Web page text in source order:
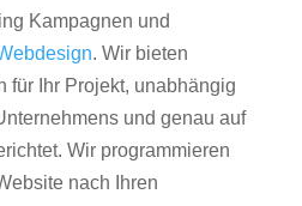
Kampagnen und
. Wir bieten
für Ihr Projekt, unabhängig
und genau auf
Wir programmieren
nach Ihren